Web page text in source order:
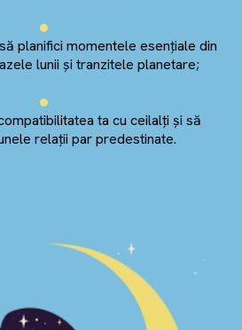
planifici momentele esențiale din
lunii și tranzitele planetare;
ta cu ceilalți și să
relații par predestinate.